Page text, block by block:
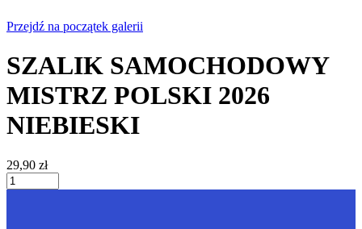
Przejdź na początek galerii
SZALIK SAMOCHODOWY
MISTRZ POLSKI 2026
NIEBIESKI
29,90 zł